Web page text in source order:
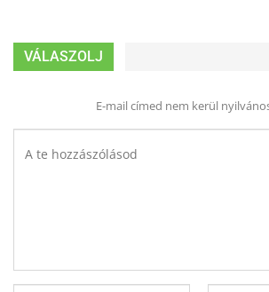
VÁLASZOLJ
E-mail címed nem kerül